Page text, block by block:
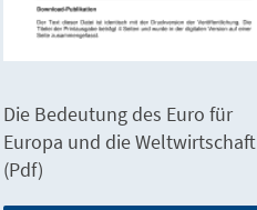
Die Bedeutung des Euro für
Europa und die Weltwirtschaft
(Pdf)